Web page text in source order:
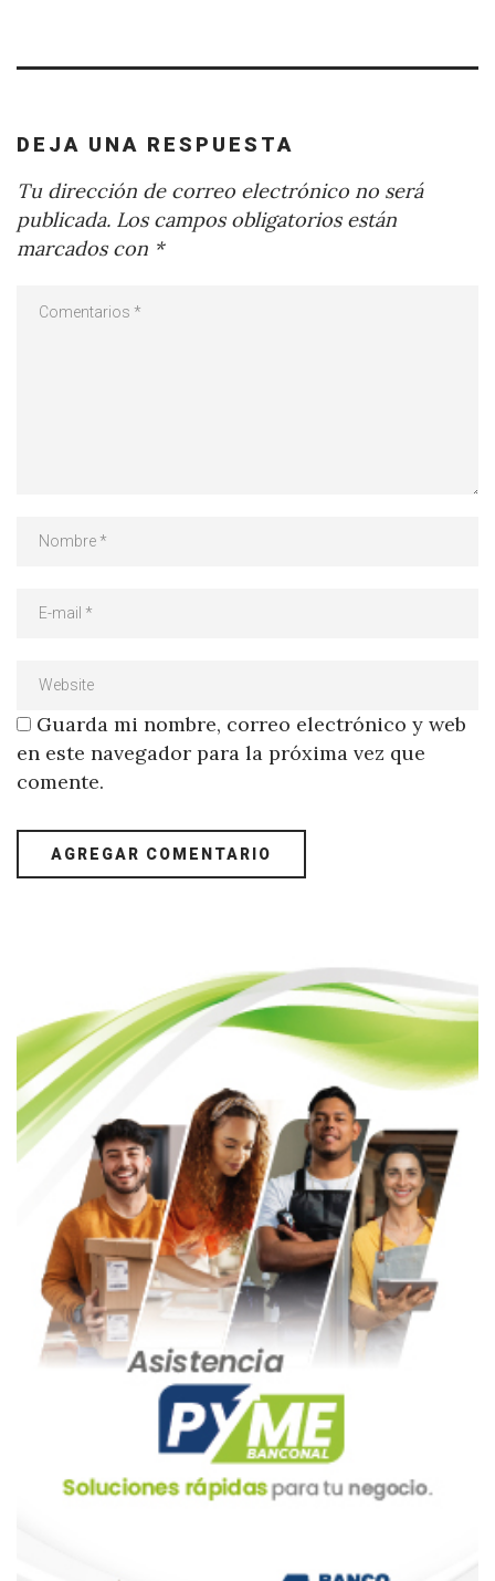
DEJA UNA RESPUESTA
Tu dirección de correo electrónico no será
publicada. Los campos obligatorios están
marcados con *
Guarda mi nombre, correo electrónico y web
en este navegador para la próxima vez que
comente.